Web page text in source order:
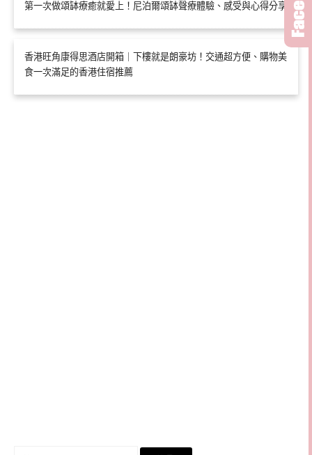
第一次做頌缽療癒就愛上！尼泊爾頌缽聲療體驗、感受與心得分享
香港旺角康得思酒店開箱｜下樓就是朗豪坊！交通超方便、購物美
食一次滿足的香港住宿推薦